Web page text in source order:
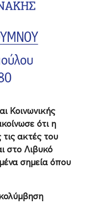
Κοινωνικής
ότι η
ακτές του
στο Λιβυκό
σημεία όπου